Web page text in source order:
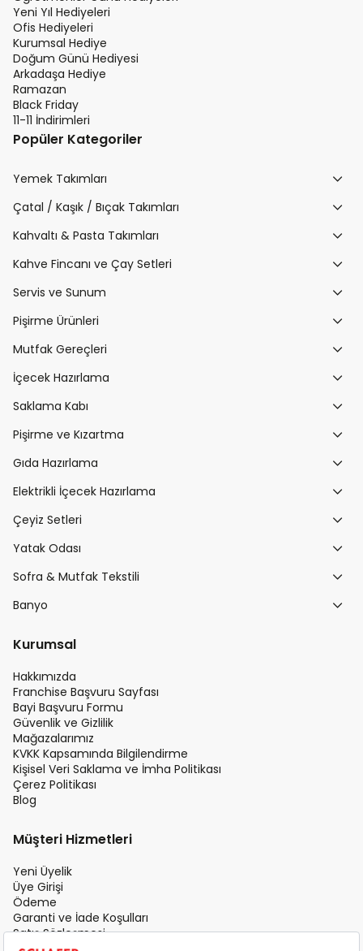
Yeni Yıl Hediyeleri
Ofis Hediyeleri
Kurumsal Hediye
Doğum Günü Hediyesi
Arkadaşa Hediye
Ramazan
Black Friday
11-11 İndirimleri
Popüler Kategoriler
Yemek Takımları
Çatal / Kaşık / Bıçak Takımları
Kahvaltı & Pasta Takımları
Kahve Fincanı ve Çay Setleri
Servis ve Sunum
Pişirme Ürünleri
Mutfak Gereçleri
İçecek Hazırlama
Saklama Kabı
Pişirme ve Kızartma
Gıda Hazırlama
Elektrikli İçecek Hazırlama
Çeyiz Setleri
Yatak Odası
Sofra & Mutfak Tekstili
Banyo
Kurumsal
Hakkımızda
Franchise Başvuru Sayfası
Bayi Başvuru Formu
Güvenlik ve Gizlilik
Mağazalarımız
KVKK Kapsamında Bilgilendirme
Kişisel Veri Saklama ve İmha Politikası
Çerez Politikası
Blog
Müşteri Hizmetleri
Yeni Üyelik
Üye Girişi
Ödeme
Garanti ve İade Koşulları
Satış Sözleşmesi